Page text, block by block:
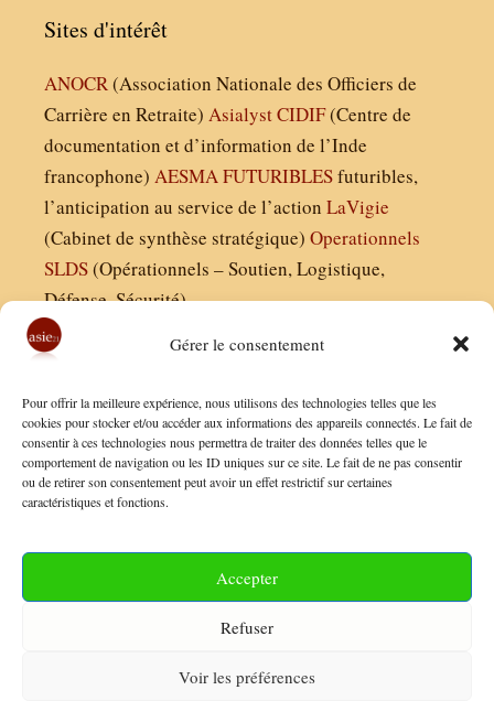
Gérer le consentement
Pour offrir la meilleure expérience, nous utilisons des technologies telles que les
cookies pour stocker et/ou accéder aux informations des appareils connectés. Le fait de
consentir à ces technologies nous permettra de traiter des données telles que le
comportement de navigation ou les ID uniques sur ce site. Le fait de ne pas consentir
ou de retirer son consentement peut avoir un effet restrictif sur certaines
caractéristiques et fonctions.
Accepter
Refuser
Voir les préférences
Sites d'intérêt
ANOCR(Association Nationale des Officiers de
Carrière en Retraite) AsialystCIDIF(Centre de
documentation et d’information de l’Inde
francophone) AESMAFUTURIBLESfuturibles,
l’anticipation au service de l’action LaVigie
(Cabinet de synthèse stratégique) Operationnels
SLDS(Opérationnels – Soutien, Logistique,
Défense, Sécurité)
Finaldées EURL
Siège social : 13 avenue Boudon, 75016, Paris
Nous contacter
Conditions Générales de Vente
Politique de Confidentialité